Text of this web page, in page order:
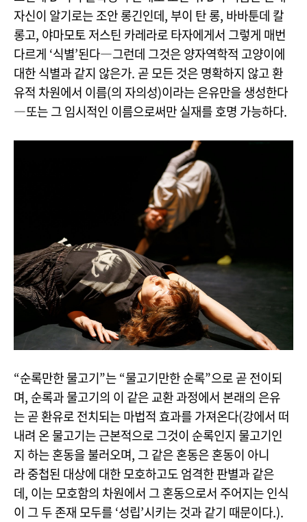
자신이 알기로는 조안 롱긴인데, 부이 탄 롱, 바바툰데 칼
롱고, 야마모토 저스틴 카레라로 타자에게서 그렇게 매번
다르게 ‘식별’된다―그런데 그것은 양자역학적 고양이에
대한 식별과 같지 않은가. 곧 모든 것은 명확하지 않고 환
유적 차원에서 이름(의 자의성)이라는 은유만을 생성한다
―또는 그 임시적인 이름으로써만 실재를 호명 가능하다.
“순록만한 물고기”는 “물고기만한 순록”으로 곧 전이되
며, 순록과 물고기의 이 같은 교환 과정에서 본래의 은유
는 곧 환유로 전치되는 마법적 효과를 가져온다(강에서 떠
내려 온 물고기는 근본적으로 그것이 순록인지 물고기인
지 하는 혼동을 불러오며, 그 같은 혼동은 혼동이 아니
라 중첩된 대상에 대한 모호하고도 엄격한 판별과 같은
데, 이는 모호함의 차원에서 그 혼동으로서 주어지는 인식
이 그 두 존재 모두를 ‘성립’시키는 것과 같기 때문이다.).